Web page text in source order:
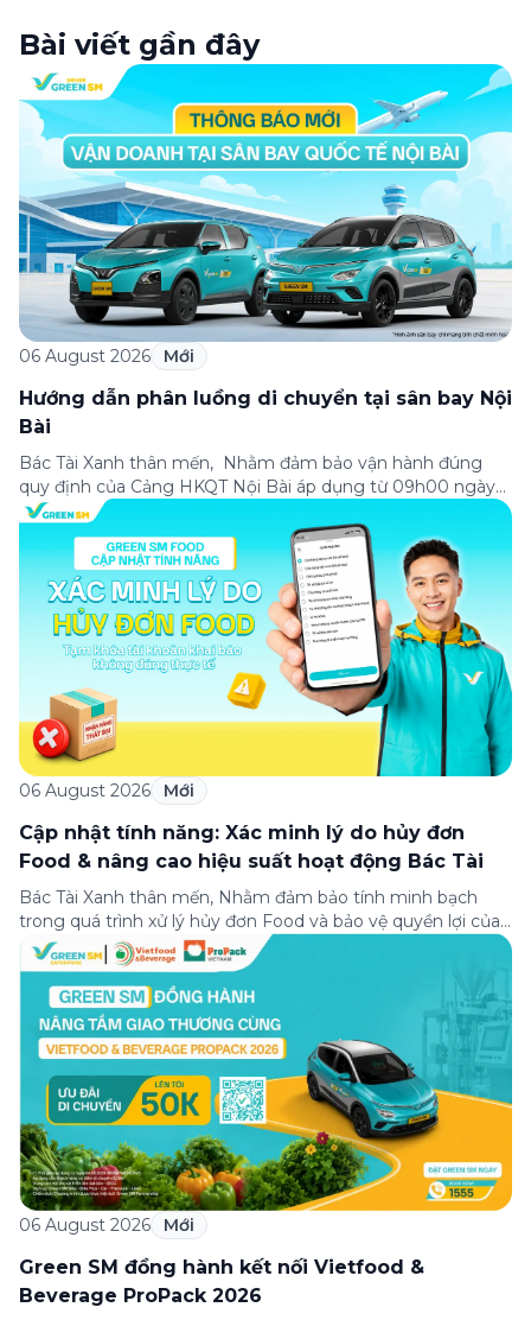
Bài viết gần đây
06 August 2026 Mới
Hướng dẫn phân luồng di chuyển tại sân bay Nội
Bài
Bác Tài Xanh thân mến, Nhằm đảm bảo vận hành đúng
quy định của Cảng HKQT Nội Bài áp dụng từ 09h00 ngày
05/08/2026, Green SM gửi tới Bác Tài Xanh hướng dẫn
phân luồng di chuyển quan trọng như sau: ✈️ NHÀ GA T2
(QUỐC TẾ) ✅ ĐÓN KHÁCH – Hành khách sử dụng ứng
dụng […]
06 August 2026 Mới
Cập nhật tính năng: Xác minh lý do hủy đơn
Food & nâng cao hiệu suất hoạt động Bác Tài
Bác Tài Xanh thân mến, Nhằm đảm bảo tính minh bạch
trong quá trình xử lý hủy đơn Food và bảo vệ quyền lợi của
Bác Tài khi khai báo đúng thực tế, Green SM triển khai
chính sách xác minh lý do hủy đơn Food đối với một số
trường hợp hủy đơn như […]
06 August 2026 Mới
Green SM đồng hành kết nối Vietfood &
Beverage ProPack 2026